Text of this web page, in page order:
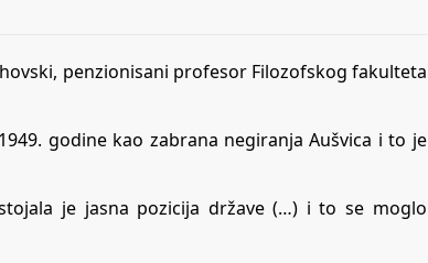
penzionisani profesor Filozofskog fakulteta
godine kao zabrana negiranja Aušvica i to je
je jasna pozicija države (…) i to se moglo